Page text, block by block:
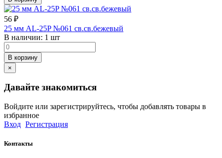
56 ₽
25 мм AL-25P №061 св.св.бежевый
В наличии: 1 шт
В корзину
×
Давайте знакомиться
Войдите или зарегистрируйтесь, чтобы добавлять товары в
избранное
Вход Регистрация
Контакты